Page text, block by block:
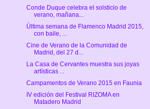
Conde Duque celebra el solsticio de
verano, mañana...
Última semana de Flamenco Madrid 2015,
con baile, ...
Cine de Verano de la Comunidad de
Madrid, del 27 d...
La Casa de Cervantes muestra sus joyas
artísticas ...
Campamentos de Verano 2015 en Faunia
IV edición del Festival RIZOMA en
Matadero Madrid